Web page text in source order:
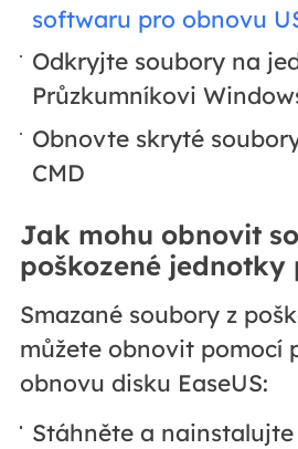
softwaru pro obnovu
Odkryjte soubory na
Průzkumníkovi
Obnovte skryté
CMD
Jak mohu obnovit
poškozené jednotky
Smazané soubory z
můžete obnovit pomocí
obnovu disku EaseUS:
Stáhněte a nainstalujte